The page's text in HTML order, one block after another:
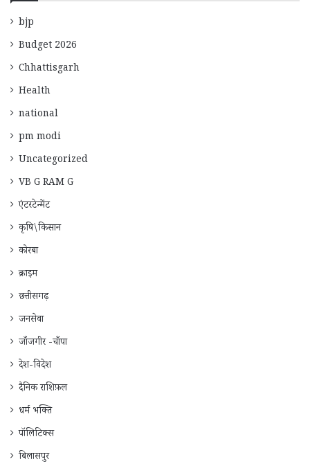
bjp
Budget 2026
Chhattisgarh
Health
national
pm modi
Uncategorized
VB G RAM G
एंटरटेन्मेंट
कृषि\किसान
कोरबा
क्राइम
छत्तीसगढ़
जनसेवा
जाँजगीर -चाँपा
देश-विदेश
दैनिक राशिफ़ल
धर्म भक्ति
पॉलिटिक्स
बिलासपुर